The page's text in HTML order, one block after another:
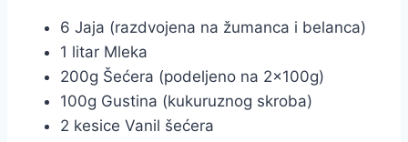
6 Jaja (razdvojena na žumanca i belanca)
1 litar Mleka
200g Šećera (podeljeno na 2x100g)
100g Gustina (kukuruznog skroba)
2 kesice Vanil šećera